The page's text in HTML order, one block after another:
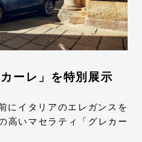
ーレ」を特別展示
にイタリアのエレガンスを
高いマセラティ「グレカー